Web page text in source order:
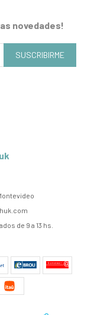
de 9 a 13 hs.
novedades!
SUSCRIBIRME